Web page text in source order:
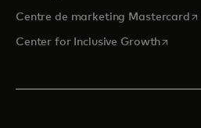
Centre de marketing Mastercard
Center for Inclusive Growths’ouvre